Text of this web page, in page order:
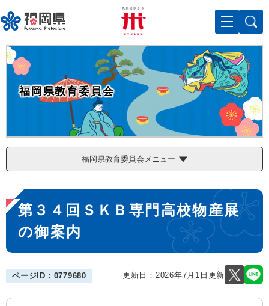
ー
ジ
の
先
メニューを飛ばして本文へ
福岡県教育委員会
福岡県教育委員会メニュー
本
文
第３４回ＳＫＢ専門高校物産展
の御案内
ページID：0779680 更新日：2026年7月1日更新